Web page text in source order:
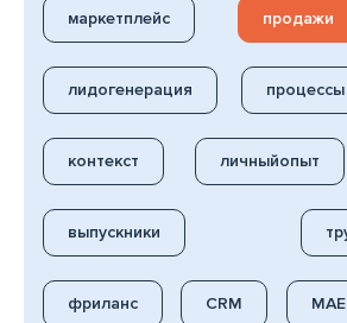
маркетплейс продажи
лидогенерация процессы
контекст личныйопыт
выпускники
фриланс CRM